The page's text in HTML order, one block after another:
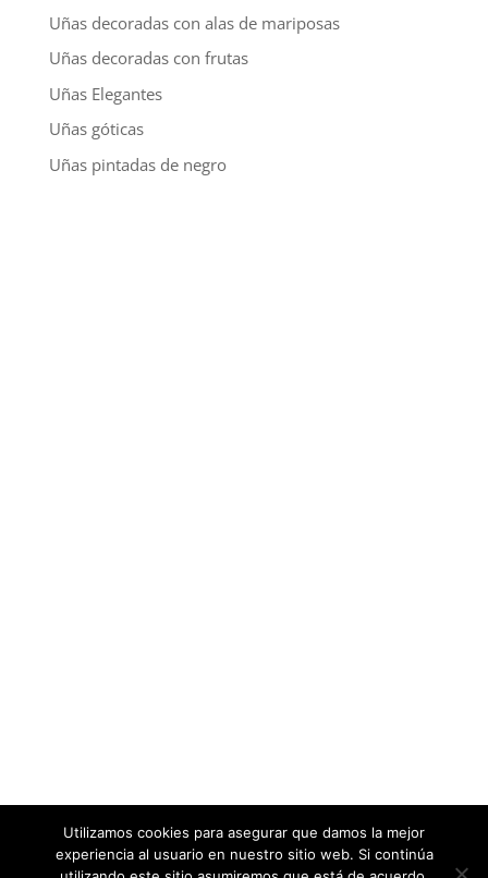
Uñas decoradas con alas de mariposas
Uñas decoradas con frutas
Uñas Elegantes
Uñas góticas
Uñas pintadas de negro
Utilizamos cookies para asegurar que damos la mejor
experiencia al usuario en nuestro sitio web. Si continúa